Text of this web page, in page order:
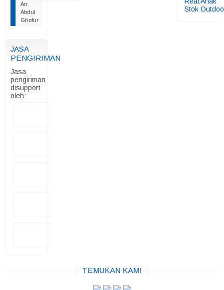
An.
Abdul
Ghofur
JASA
PENGIRIMAN
Jasa
pengiriman
disupport
oleh:
TEMUKAN KAMI